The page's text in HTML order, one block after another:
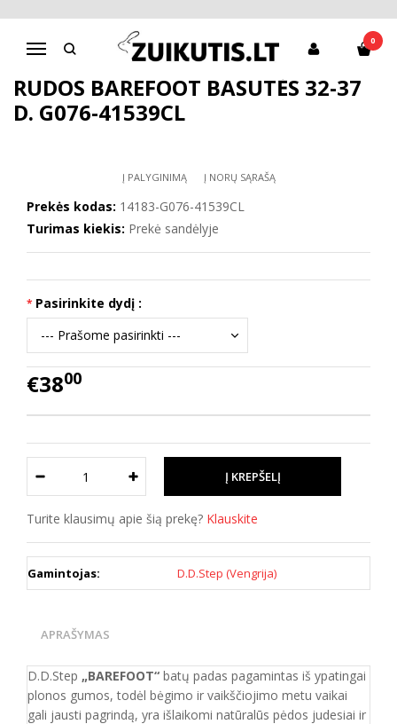
Navigacija
0
Pagrindinis Batai berniukui
D.D.Step batai berniukams
Rudos barefoot basutės 32-37 d. G076-41539CL
RUDOS BAREFOOT BASUTĖS 32-37
D. G076-41539CL
Į PALYGINIMĄ Į NORŲ SĄRAŠĄ
Prekės kodas: 14183-G076-41539CL
Turimas kiekis: Prekė sandėlyje
Pasirinkite dydį :
€3800
Turite klausimų apie šią prekę? Klauskite
Gamintojas: D.D.Step (Vengrija)
APRAŠYMAS
D.D.Step „BAREFOOT“ batų padas pagamintas iš ypatingai
plonos gumos, todėl bėgimo ir vaikščiojimo metu vaikai
gali jausti pagrindą, yra išlaikomi natūralūs pėdos judesiai ir